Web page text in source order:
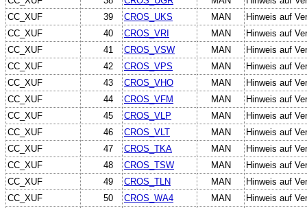
CC_XUF
39 CROS_UKS MAN
Hinweis auf
CC_XUF
40 CROS_VRI MAN
Hinweis auf
CC_XUF
41 CROS_VSW MAN
Hinweis auf
CC_XUF
42 CROS_VPS MAN
Hinweis auf
CC_XUF
43 CROS_VHO MAN
Hinweis auf
CC_XUF
44 CROS_VFM MAN
Hinweis auf
CC_XUF
45 CROS_VLP MAN
Hinweis auf
CC_XUF
46 CROS_VLT MAN
Hinweis auf
CC_XUF
47 CROS_TKA MAN
Hinweis auf
CC_XUF
48 CROS_TSW MAN
Hinweis auf
CC_XUF
49 CROS_TLN MAN
Hinweis auf
CC_XUF
50 CROS_WA4 MAN
Hinweis auf